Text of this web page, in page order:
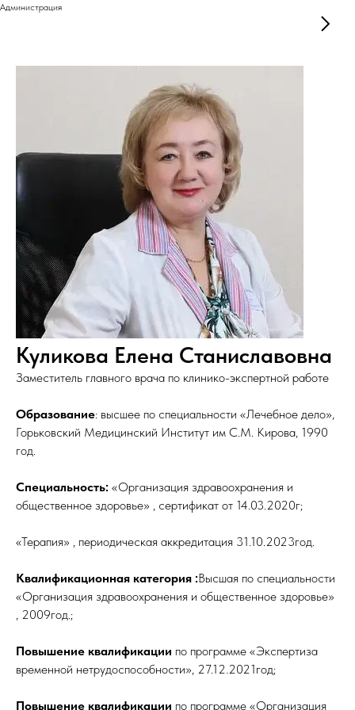
Администрация
Куликова Елена Станиславовна
Заместитель главного врача по клинико-экспертной работе
Образование: высшее по специальности «Лечебное дело»,
Горьковский Медицинский Институт им С.М. Кирова, 1990
год.
Специальность: «Организация здравоохранения и
общественное здоровье» , сертификат от 14.03.2020г;
«Терапия» , периодическая аккредитация 31.10.2023год.
Квалификационная категория :Высшая по специальности
«Организация здравоохранения и общественное здоровье»
, 2009год.;
Повышение квалификации по программе «Экспертиза
временной нетрудоспособности», 27.12.2021год;
Повышение квалификации по программе «Организация